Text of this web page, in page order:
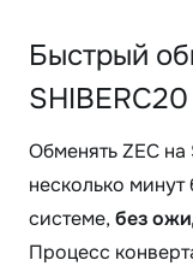
Быстрый
Обменять ZEC
несколько
системе, без
Процесс